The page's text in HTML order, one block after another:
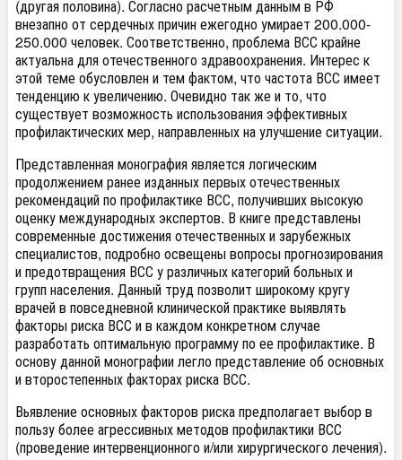
(другая половина). Согласно расчетным данным в РФ
внезапно от сердечных причин ежегодно умирает 200.000-
250.000 человек. Соответственно, проблема ВСС крайне
актуальна для отечественного здравоохранения. Интерес к
этой теме обусловлен и тем фактом, что частота ВСС имеет
тенденцию к увеличению. Очевидно так же и то, что
существует возможность использования эффективных
профилактических мер, направленных на улучшение ситуации.
Представленная монография является логическим
продолжением ранее изданных первых отечественных
рекомендаций по профилактике ВСС, получивших высокую
оценку международных экспертов. В книге представлены
современные достижения отечественных и зарубежных
специалистов, подробно освещены вопросы прогнозирования
и предотвращения ВСС у различных категорий больных и
групп населения. Данный труд позволит широкому кругу
врачей в повседневной клинической практике выявлять
факторы риска ВСС и в каждом конкретном случае
разработать оптимальную программу по ее профилактике. В
основу данной монографии легло представление об основных
и второстепенных факторах риска ВСС.
Вьявление основных факторов риска предполагает выбор в
пользу более агрессивных методов профилактики ВСС
(проведение интервенционного и/или хирургического лечения).